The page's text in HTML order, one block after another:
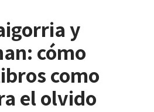
y
cómo
como
el olvido